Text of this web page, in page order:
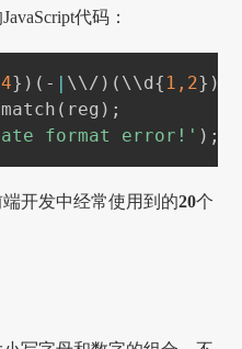
代码：
} ) ( - | \\ / ) ( \\d{ 1,2} )
( reg ) ;
format error!' ) ;
开发中经常使用到的20个